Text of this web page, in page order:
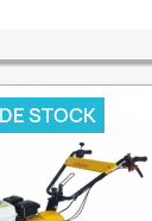
STOCK